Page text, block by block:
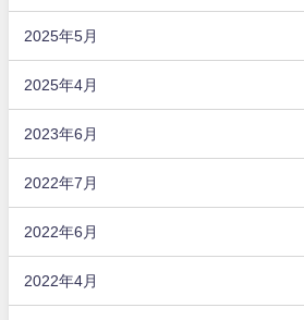
2025年5月
2025年4月
2023年6月
2022年7月
2022年6月
2022年4月